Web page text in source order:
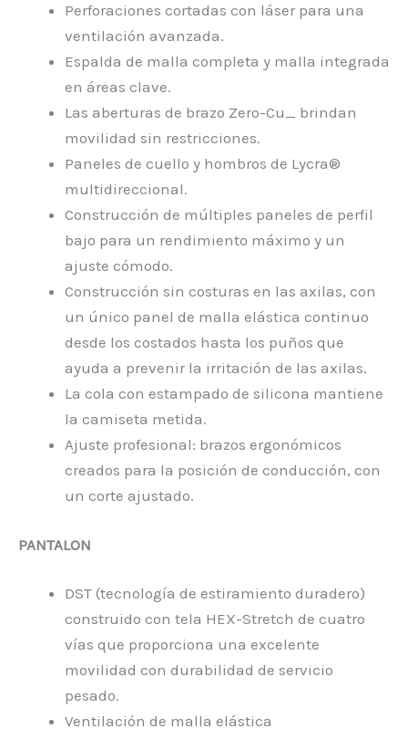
Perforaciones cortadas con láser para una
ventilación avanzada.
Espalda de malla completa y malla integrada
en áreas clave.
Las aberturas de brazo Zero-Cu_ brindan
movilidad sin restricciones.
Paneles de cuello y hombros de Lycra®
multidireccional.
Construcción de múltiples paneles de perfil
bajo para un rendimiento máximo y un
ajuste cómodo.
Construcción sin costuras en las axilas, con
un único panel de malla elástica continuo
desde los costados hasta los puños que
ayuda a prevenir la irritación de las axilas.
La cola con estampado de silicona mantiene
la camiseta metida.
Ajuste profesional: brazos ergonómicos
creados para la posición de conducción, con
un corte ajustado.
PANTALON
DST (tecnología de estiramiento duradero)
construido con tela HEX-Stretch de cuatro
vías que proporciona una excelente
movilidad con durabilidad de servicio
pesado.
Ventilación de malla elástica